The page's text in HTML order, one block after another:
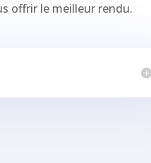
offrir le meilleur rendu.